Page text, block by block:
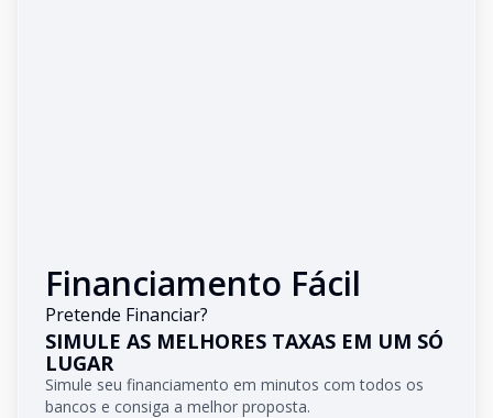
Financiamento Fácil
Pretende Financiar?
SIMULE AS MELHORES TAXAS EM UM SÓ
LUGAR
Simule seu financiamento em minutos com todos os
bancos e consiga a melhor proposta.